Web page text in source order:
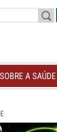
A SAÚDE